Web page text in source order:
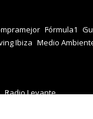
Fórmula1
Ibiza Medio
Radio Levante